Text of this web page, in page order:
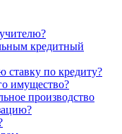
кредитный
по кредиту?
имущество?
производство